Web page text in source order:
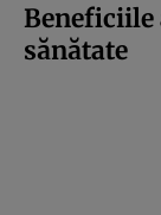
Beneficiile
sănătate